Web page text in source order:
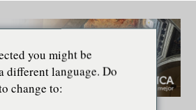
you might be
different language. Do
change to: